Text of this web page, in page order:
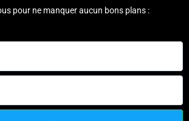
pour ne manquer aucun bons plans :